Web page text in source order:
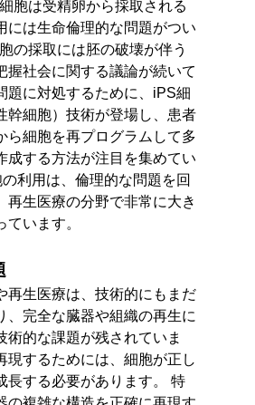
胞は受精卵から採取される
には生命倫理的な問題がつい
の採取には胚の破壊が伴う
握社会に関する議論が続いて
題に対処するために、iPS細
幹細胞）技術が登場し、患者
ら細胞を再プログラムして多
成する方法が注目を集めてい
利用は、倫理的な問題を回
再生医療の分野で非常に大き
ています。
再生医療は、技術的にもまだ
、完全な臓器や組織の再生に
術的な課題が残されていま
現するためには、細胞が正し
長する必要があります。 特